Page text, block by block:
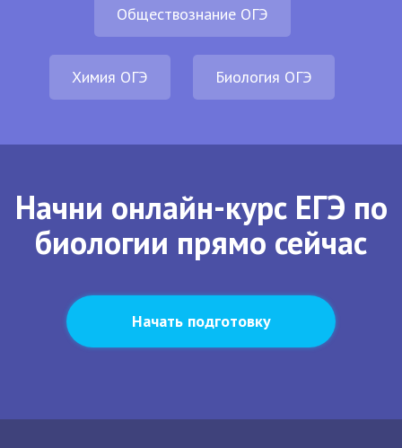
Обществознание ОГЭ
Химия ОГЭ Биология ОГЭ
Начни онлайн-курс ЕГЭ по
биологии прямо сейчас
Начать подготовку